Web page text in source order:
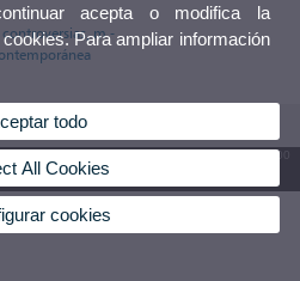
m -
València. Espanya. Tel. UV: (+34) 963 86 41 00
acepta o modifica la
Para ampliar información
todo
All Cookies
cookies